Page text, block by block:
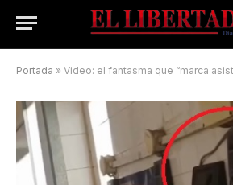
Portada » Video: el fantasma que “marca